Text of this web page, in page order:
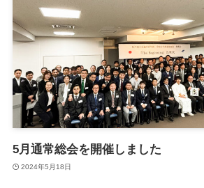
5月通常総会を開催しました
2024年5月18日